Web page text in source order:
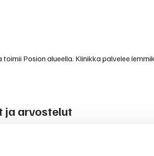
Posion alueella. Klinikka palvelee
ja arvostelut
kokemuksista ja arvioista.
kertomuksiin. Klinikka